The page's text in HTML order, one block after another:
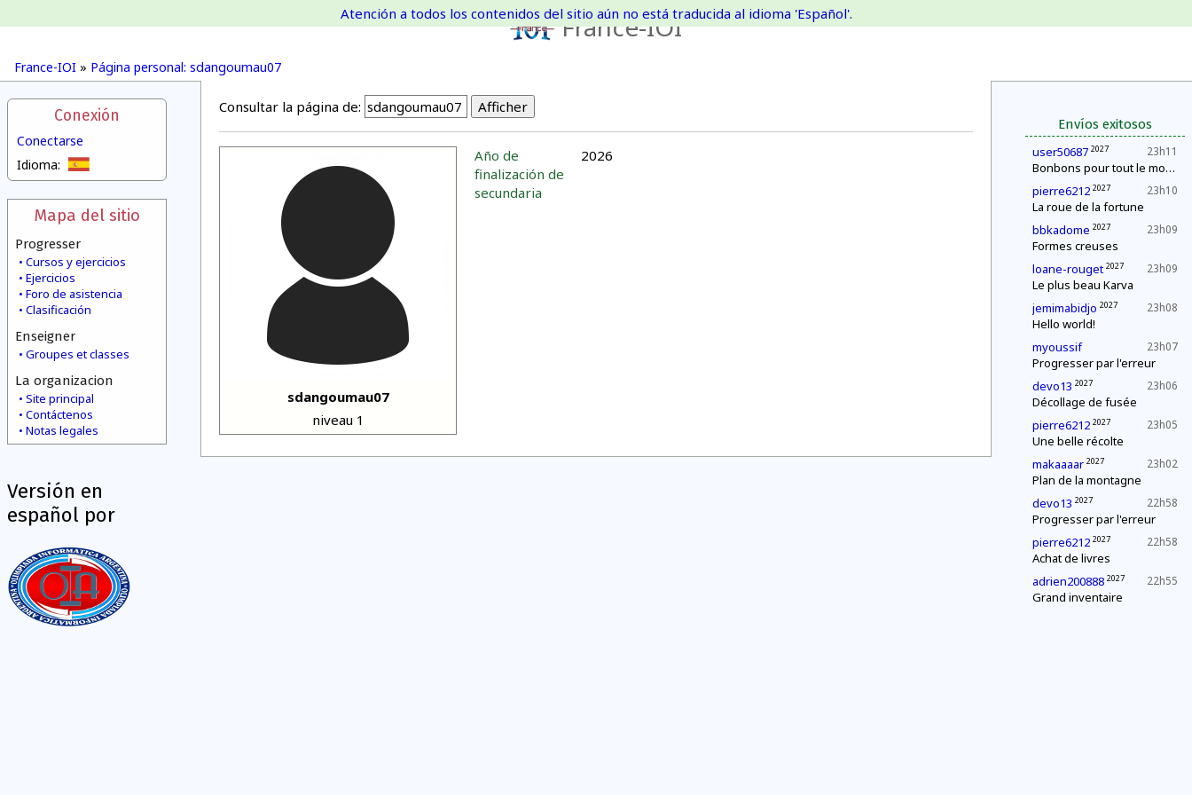
France-IOI
France-IOI » Página personal: sdangoumau07
Atención a todos los contenidos del sitio aún no está traducida al idioma 'Español'.
Conexión
Conectarse
Idioma:
Mapa del sitio
Progresser
Cursos y ejercicios
Ejercicios
Foro de asistencia
Clasificación
Enseigner
Groupes et classes
La organizacion
Site principal
Contáctenos
Notas legales
Versión en
español por
Envíos exitosos
23h11
user50687 2027
Bonbons pour tout le monde !
23h10
pierre6212 2027
La roue de la fortune
23h09
bbkadome 2027
Formes creuses
23h09
loane-rouget 2027
Le plus beau Karva
23h08
jemimabidjo 2027
Hello world!
23h07
myoussif
Progresser par l'erreur
23h06
devo13 2027
Décollage de fusée
23h05
pierre6212 2027
Une belle récolte
23h02
makaaaar 2027
Plan de la montagne
22h58
devo13 2027
Progresser par l'erreur
22h58
pierre6212 2027
Achat de livres
22h55
adrien200888 2027
Grand inventaire
Consultar la página de:
sdangoumau07
niveau 1
Año de
finalización de
secundaria
2026